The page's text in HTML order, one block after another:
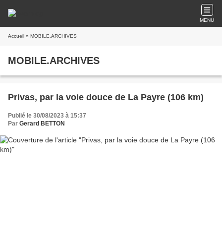
MENU
Accueil » MOBILE.ARCHIVES
MOBILE.ARCHIVES
Privas, par la voie douce de La Payre (106 km)
Publié le 30/08/2023 à 15:37
Par Gerard BETTON